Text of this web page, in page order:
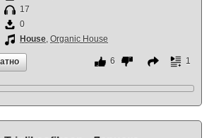
17
0
House, Organic House
6 1